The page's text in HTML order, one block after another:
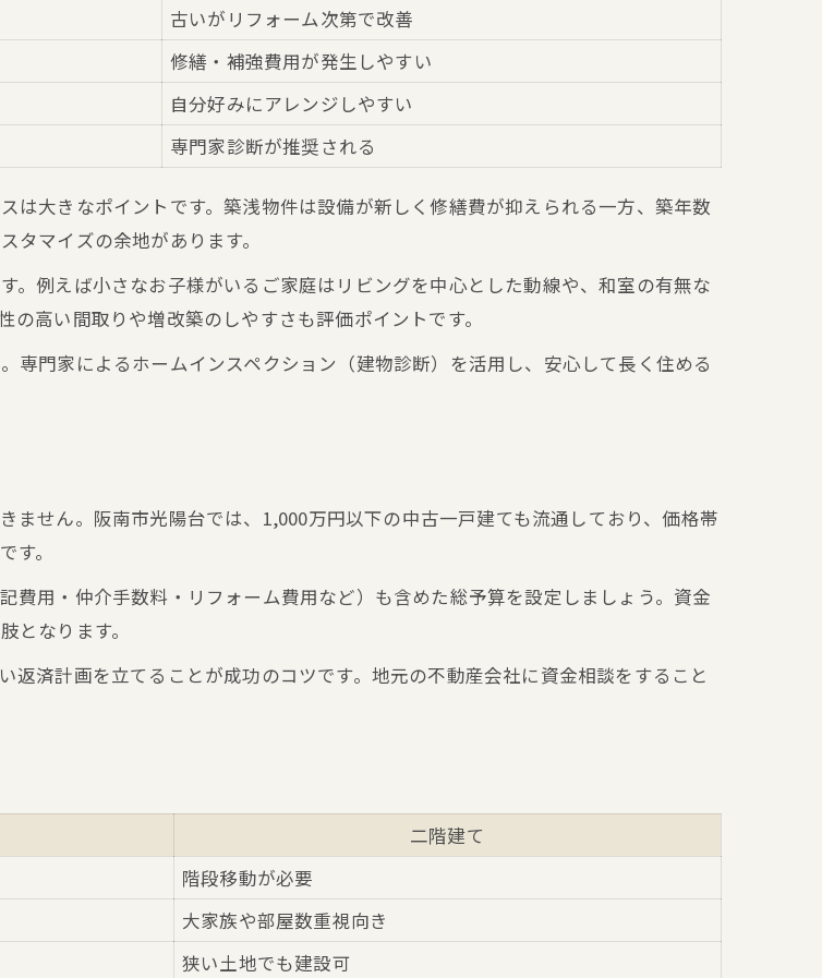
におすすめの間取り条件古いがリフォーム次第で改善
修繕・補強費用が発生しやすい
自分好みにアレンジしやすい
専門家診断が推奨される
は大きなポイントです。築浅物件は設備が新しく修繕費が抑えられる一方、築年数
マイズの余地があります。
。例えば小さなお子様がいるご家庭はリビングを中心とした動線や、和室の有無な
高い間取りや増改築のしやすさも評価ポイントです。
門家によるホームインスペクション（建物診断）を活用し、安心して長く住める
せん。阪南市光陽台では、1,000万円以下の中古一戸建ても流通しており、価格帯
。
費用・仲介手数料・リフォーム費用など）も含めた総予算を設定しましょう。資金
となります。
済計画を立てることが成功のコツです。地元の不動産会社に資金相談をすること
二階建て
階段移動が必要
大家族や部屋数重視向き
狭い土地でも建設可